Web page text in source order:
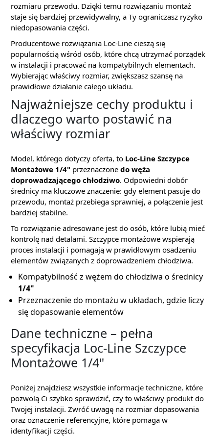
rozmiaru przewodu. Dzięki temu rozwiązaniu montaż
staje się bardziej przewidywalny, a Ty ograniczasz ryzyko
niedopasowania części.
Producentowe rozwiązania Loc-Line cieszą się
popularnością wśród osób, które chcą utrzymać porządek
w instalacji i pracować na kompatybilnych elementach.
Wybierając właściwy rozmiar, zwiększasz szansę na
prawidłowe działanie całego układu.
Najważniejsze cechy produktu i
dlaczego warto postawić na
właściwy rozmiar
Model, którego dotyczy oferta, to Loc-Line Szczypce
Montażowe 1/4" przeznaczone do węża
doprowadzającego chłodziwo. Odpowiedni dobór
średnicy ma kluczowe znaczenie: gdy element pasuje do
przewodu, montaż przebiega sprawniej, a połączenie jest
bardziej stabilne.
To rozwiązanie adresowane jest do osób, które lubią mieć
kontrolę nad detalami. Szczypce montażowe wspierają
proces instalacji i pomagają w prawidłowym osadzeniu
elementów związanych z doprowadzeniem chłodziwa.
Kompatybilność z wężem do chłodziwa o średnicy
1/4"
Przeznaczenie do montażu w układach, gdzie liczy
się dopasowanie elementów
Dane techniczne – pełna
specyfikacja Loc-Line Szczypce
Montażowe 1/4"
Poniżej znajdziesz wszystkie informacje techniczne, które
pozwolą Ci szybko sprawdzić, czy to właściwy produkt do
Twojej instalacji. Zwróć uwagę na rozmiar dopasowania
oraz oznaczenie referencyjne, które pomaga w
identyfikacji części.